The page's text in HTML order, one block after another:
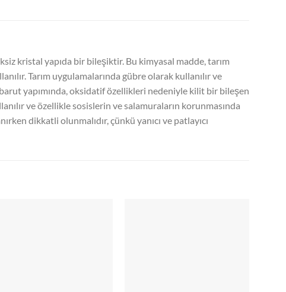
kristal yapıda bir bileşiktir. Bu kimyasal madde, tarım
Tarım uygulamalarında gübre olarak kullanılır ve
yapımında, oksidatif özellikleri nedeniyle kilit bir bileşen
ve özellikle sosislerin ve salamuraların korunmasında
dikkatli olunmalıdır, çünkü yanıcı ve patlayıcı